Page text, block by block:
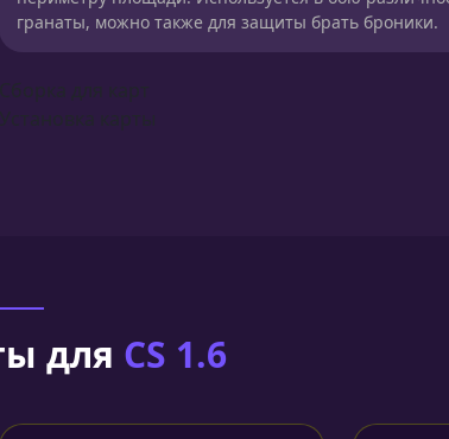
гранаты, можно также для защиты брать броники.
для CS 1.6